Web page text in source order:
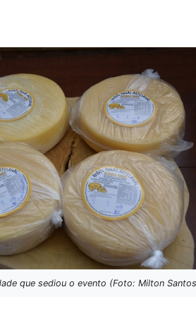
que sediou o evento (Foto: Milton